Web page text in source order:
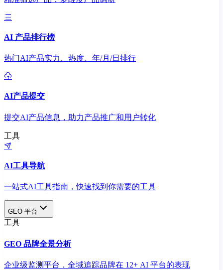
AI 产品排行榜
热门AI产品实力、热度、年/月/日排行
AI产品提交
提交AI产品信息，助力产品推广和用户转化
工具
AI工具导航
一站式AI工具指南，快速找到你需要的工具
GEO 平台
工具
GEO 品牌全景分析
企业级监测平台，全域追踪品牌在 12+ AI 平台的表现